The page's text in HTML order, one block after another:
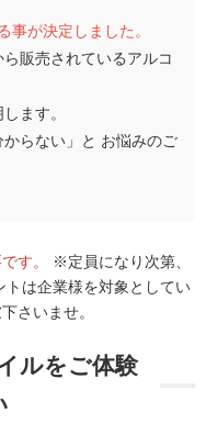
事が決定しました。
販売されているアルコ
ます。
からない」と お悩みのご
す。
※定員になり次第、
は企業様を対象としてい
さいませ。
ルをご体験